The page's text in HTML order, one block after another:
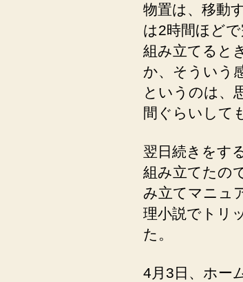
物置は、移動
は2時間ほど
組み立てると
か、そういう
というのは、
間ぐらいして
翌日続きをす
組み立てたの
み立てマニュ
理小説でトリ
た。
4月3日、ホー